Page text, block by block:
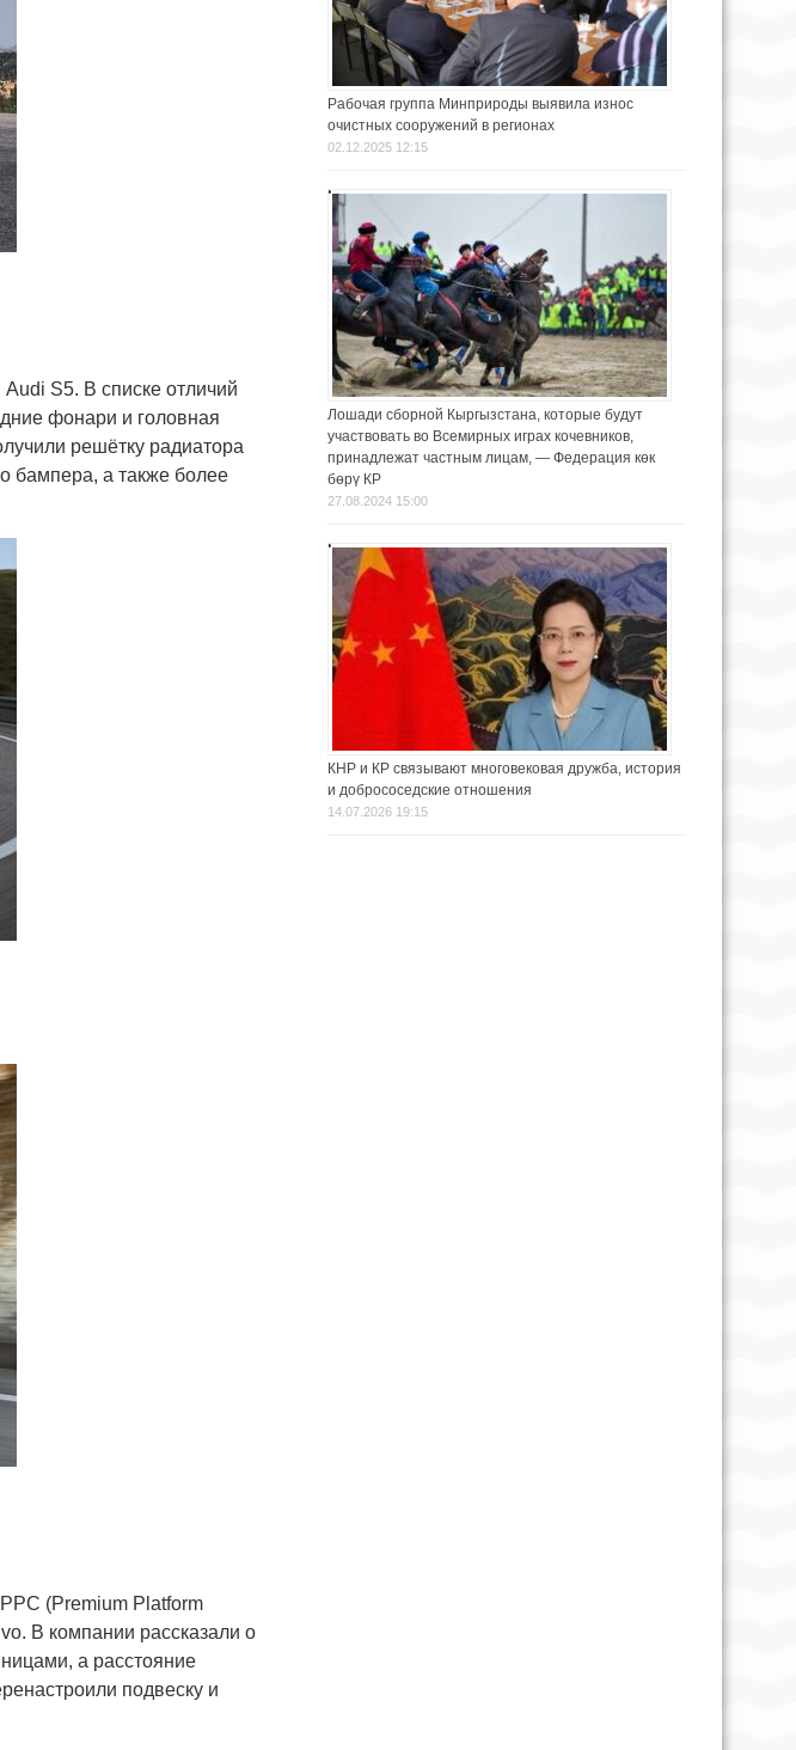
S5. В списке отличий
фонари и головная
решётку радиатора
бампера, а также более
(Premium Platform
В компании рассказали о
а расстояние
подвеску и
Рабочая группа Минприроды выявила износ
очистных сооружений в регионах
02.12.2025 12:15
Лошади сборной Кыргызстана, которые будут
участвовать во Всемирных играх кочевников,
принадлежат частным лицам, — Федерация көк
бөрү КР
27.08.2024 15:00
КНР и КР связывают многовековая дружба, история
и добрососедские отношения
14.07.2026 19:15